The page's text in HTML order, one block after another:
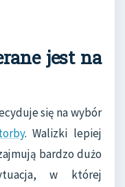
jest na
się na wybór
. Walizki lepiej
bardzo dużo
w której